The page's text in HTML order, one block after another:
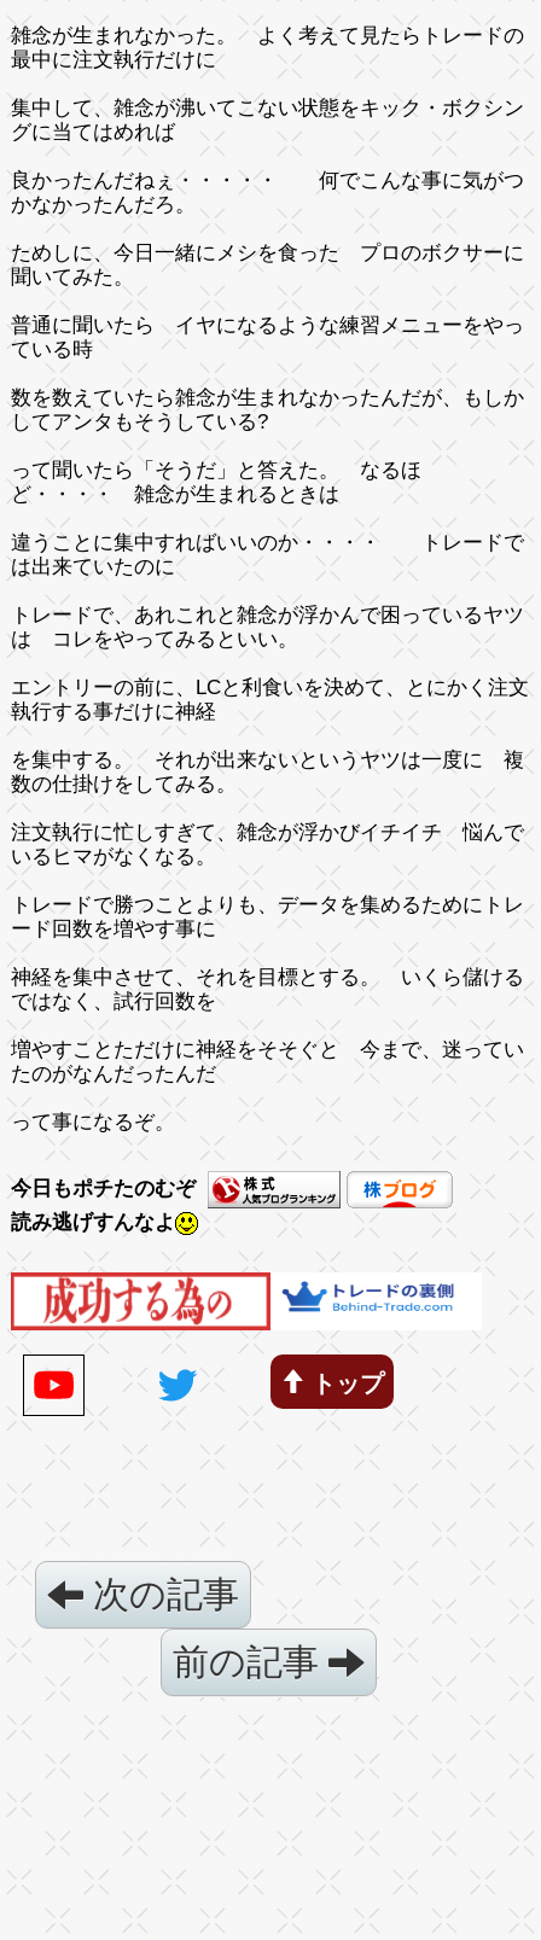
雑念が生まれなかった。 よく考えて見たらトレードの
最中に注文執行だけに
集中して、雑念が沸いてこない状態をキック・ボクシン
グに当てはめれば
良かったんだねぇ・・・・・ 何でこんな事に気がつ
かなかったんだろ。
ためしに、今日一緒にメシを食った プロのボクサーに
聞いてみた。
普通に聞いたら イヤになるような練習メニューをやっ
ている時
数を数えていたら雑念が生まれなかったんだが、もしか
してアンタもそうしている?
って聞いたら「そうだ」と答えた。 なるほ
ど・・・・ 雑念が生まれるときは
違うことに集中すればいいのか・・・・ トレードで
は出来ていたのに
トレードで、あれこれと雑念が浮かんで困っているヤツ
は コレをやってみるといい。
エントリーの前に、LCと利食いを決めて、とにかく注文
執行する事だけに神経
を集中する。 それが出来ないというヤツは一度に 複
数の仕掛けをしてみる。
注文執行に忙しすぎて、雑念が浮かびイチイチ 悩んで
いるヒマがなくなる。
トレードで勝つことよりも、データを集めるためにトレ
ード回数を増やす事に
神経を集中させて、それを目標とする。 いくら儲ける
ではなく、試行回数を
増やすことただけに神経をそそぐと 今まで、迷ってい
たのがなんだったんだ
って事になるぞ。
今日もポチたのむぞ
読み逃げすんなよ
トップ
次の記事
前の記事